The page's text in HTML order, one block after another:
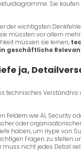
Sie kaufen
der wichtigsten
müssten vor allem
müssen sie lernen,
geschäftliche
ja,
technisches Verständnis
Feldern wie AI, Security
oder
haben, um Hype von
Fragen zu stellen
muss nicht jedes Detail